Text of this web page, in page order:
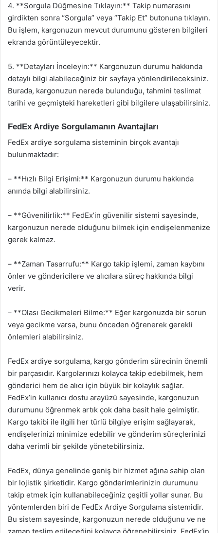
4. **Sorgula Düğmesine Tıklayın:** Takip numarasını
girdikten sonra “Sorgula” veya “Takip Et” butonuna tıklayın.
Bu işlem, kargonuzun mevcut durumunu gösteren bilgileri
ekranda görüntüleyecektir.
5. **Detayları İnceleyin:** Kargonuzun durumu hakkında
detaylı bilgi alabileceğiniz bir sayfaya yönlendirileceksiniz.
Burada, kargonuzun nerede bulunduğu, tahmini teslimat
tarihi ve geçmişteki hareketleri gibi bilgilere ulaşabilirsiniz.
FedEx Ardiye Sorgulamanın Avantajları
FedEx ardiye sorgulama sisteminin birçok avantajı
bulunmaktadır:
– **Hızlı Bilgi Erişimi:** Kargonuzun durumu hakkında
anında bilgi alabilirsiniz.
– **Güvenilirlik:** FedEx’in güvenilir sistemi sayesinde,
kargonuzun nerede olduğunu bilmek için endişelenmenize
gerek kalmaz.
– **Zaman Tasarrufu:** Kargo takip işlemi, zaman kaybını
önler ve göndericilere ve alıcılara süreç hakkında bilgi
verir.
– **Olası Gecikmeleri Bilme:** Eğer kargonuzda bir sorun
veya gecikme varsa, bunu önceden öğrenerek gerekli
önlemleri alabilirsiniz.
FedEx ardiye sorgulama, kargo gönderim sürecinin önemli
bir parçasıdır. Kargolarınızı kolayca takip edebilmek, hem
gönderici hem de alıcı için büyük bir kolaylık sağlar.
FedEx’in kullanıcı dostu arayüzü sayesinde, kargonuzun
durumunu öğrenmek artık çok daha basit hale gelmiştir.
Kargo takibi ile ilgili her türlü bilgiye erişim sağlayarak,
endişelerinizi minimize edebilir ve gönderim süreçlerinizi
daha verimli bir şekilde yönetebilirsiniz.
FedEx, dünya genelinde geniş bir hizmet ağına sahip olan
bir lojistik şirketidir. Kargo gönderimlerinizin durumunu
takip etmek için kullanabileceğiniz çeşitli yollar sunar. Bu
yöntemlerden biri de FedEx Ardiye Sorgulama sistemidir.
Bu sistem sayesinde, kargonuzun nerede olduğunu ve ne